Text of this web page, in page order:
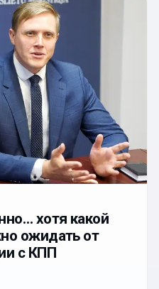
хотя какой
ожидать от
с КПП